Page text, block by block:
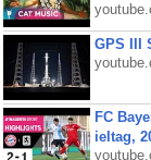
GPS III
FC
ieltag,